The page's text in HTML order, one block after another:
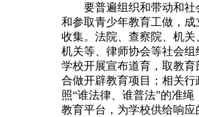
要普遍组织和带动和社
和参取青少年教育工做，成
收集。法院、查察院、机关
机关等、律师协会等社会组
学校开展宣布道育，取教育
合做开辟教育项目；相关行
照“谁法律、谁普法”的准绳
教育平台，为学校供给响应